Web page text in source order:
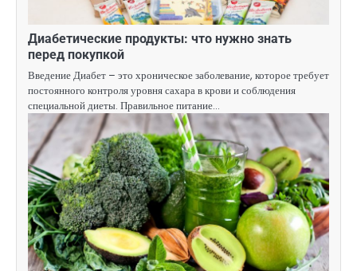
Диабетические продукты: что нужно знать
перед покупкой
Введение Диабет – это хроническое заболевание, которое требует
постоянного контроля уровня сахара в крови и соблюдения
специальной диеты. Правильное питание…